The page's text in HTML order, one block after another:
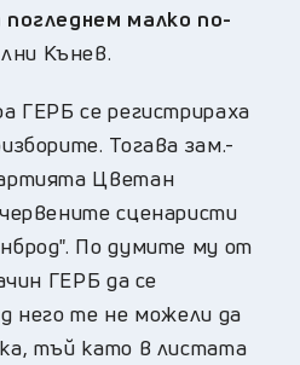
малко по-
Кънев.
ГЕРБ се регистрираха
Тогава зам.-
Цветан
сценаристи
По думите му от
ГЕРБ да се
него те не можели да
тъй като в листата